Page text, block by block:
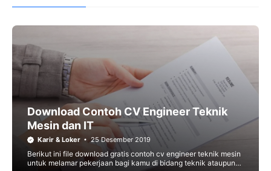
Download Contoh CV Engineer Teknik
Mesin dan IT
Karir & Loker 25 Desember 2019
Berikut ini file download gratis contoh cv engineer teknik mesin
untuk melamar pekerjaan bagi kamu di bidang teknik ataupun